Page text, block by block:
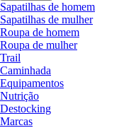
Sapatilhas de homem
Sapatilhas de mulher
Roupa de homem
Roupa de mulher
Trail
Caminhada
Equipamentos
Nutrição
Destocking
Marcas